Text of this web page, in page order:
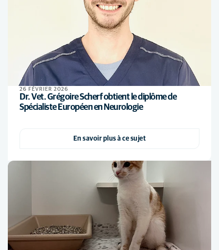
26 FÉVRIER 2026
Dr. Vet. Grégoire Scherf obtient le diplôme de
Spécialiste Européen en Neurologie
En savoir plus à ce sujet